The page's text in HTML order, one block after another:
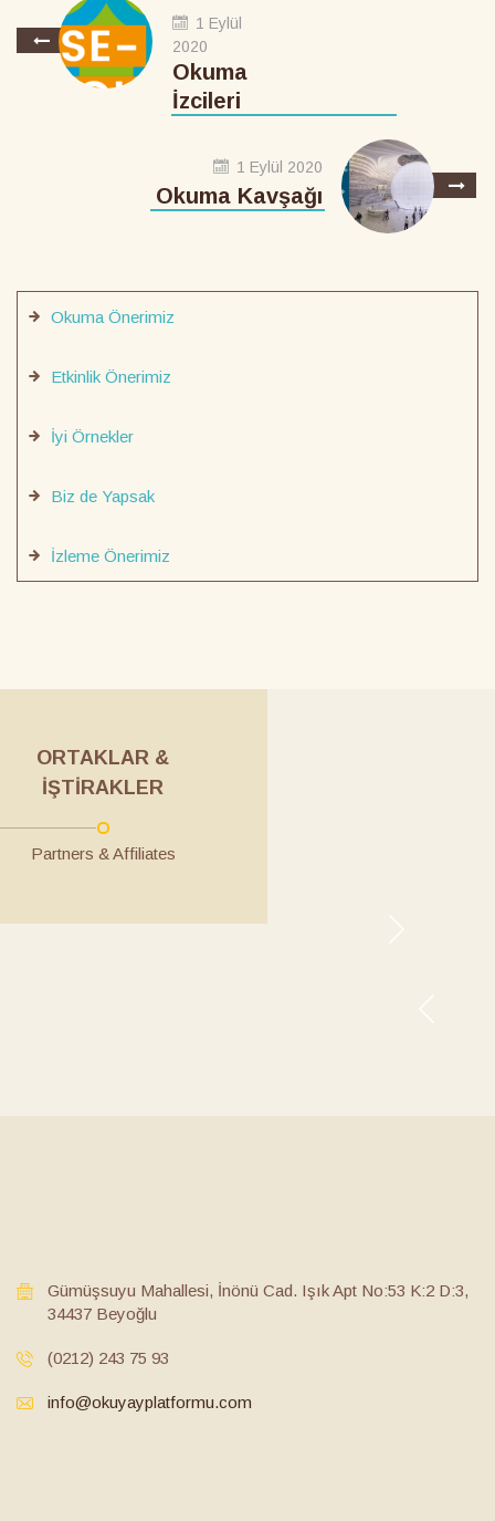
1 Eylül
2020
Okuma
İzcileri
1 Eylül 2020
Okuma Kavşağı
Okuma Önerimiz
Etkinlik Önerimiz
İyi Örnekler
Biz de Yapsak
İzleme Önerimiz
ORTAKLAR &
İŞTIRAKLER
Partners & Affiliates
Gümüşsuyu Mahallesi, İnönü Cad. Işık Apt No:53 K:2 D:3,
34437 Beyoğlu
(0212) 243 75 93
info@okuyayplatformu.com